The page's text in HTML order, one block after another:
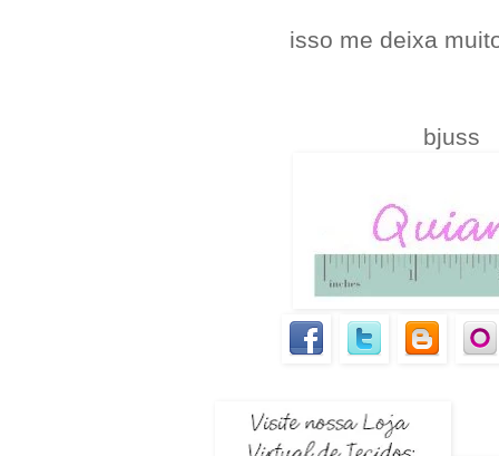
isso me deixa
bjuss